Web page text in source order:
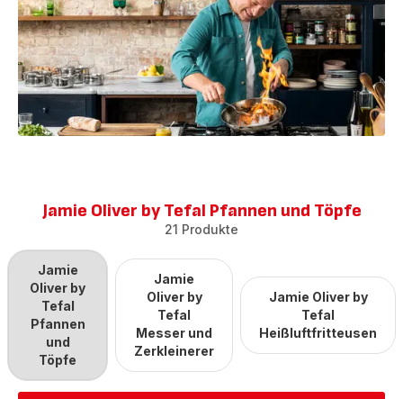
Jamie Oliver by Tefal Pfannen und Töpfe​
21 Produkte
Jamie
Oliver by
Tefal
Pfannen
und
Töpfe​
Jamie
Oliver by
Tefal
Messer und
Zerkleinerer​
Jamie Oliver by
Tefal
Heißluftfritteusen​